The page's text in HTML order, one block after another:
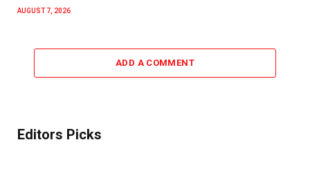
AUGUST 7, 2026
ADD A COMMENT
Editors Picks